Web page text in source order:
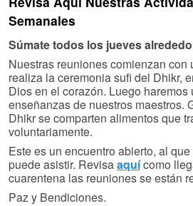
Semanales
Súmate todos los jueves
Nuestras reuniones comienzan con
realiza la ceremonia sufi del Dhikr,
Dios en el corazón. Luego
enseñanzas de nuestros maestros.
Dhikr se comparten alimentos que
voluntariamente.
Este es un encuentro abierto, al
puede asistir. Revisaaquícomo
cuarentena las reuniones se están
Paz y Bendiciones.